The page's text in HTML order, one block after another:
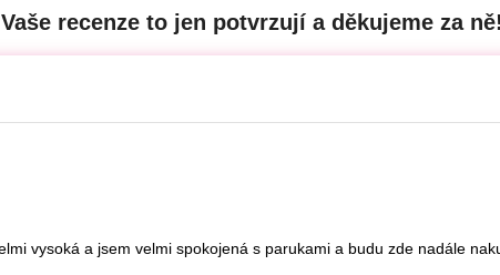
Vaše recenze to jen potvrzují a děkujeme za